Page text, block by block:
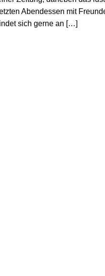
Abendessen mit
sich gerne an […]